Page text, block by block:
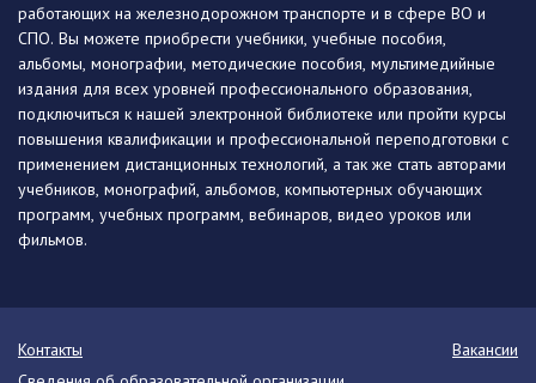
работающих на железнодорожном транспорте и в сфере ВО и
СПО. Вы можете приобрести учебники, учебные пособия,
альбомы, монографии, методические пособия, мультимедийные
издания для всех уровней профессионального образования,
подключиться к нашей электронной библиотеке или пройти курсы
повышения квалификации и профессиональной переподготовки с
применением дистанционных технологий, а так же стать авторами
учебников, монографий, альбомов, компьютерных обучающих
программ, учебных программ, вебинаров, видео уроков или
фильмов.
Контакты
Вакансии